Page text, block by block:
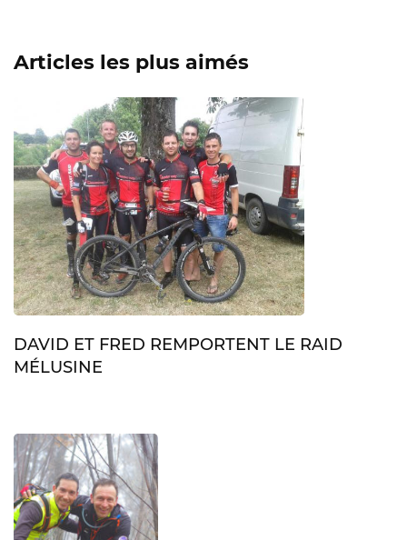
Articles les plus aimés
DAVID ET FRED REMPORTENT LE RAID
MÉLUSINE